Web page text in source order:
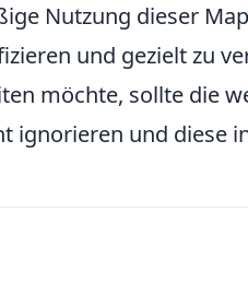
Nutzung dieser
und gezielt zu
möchte, sollte die
ignorieren und diese